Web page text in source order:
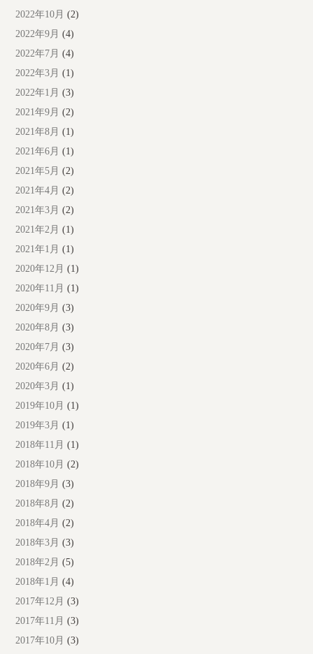
2022年10月 (2)
2022年9月 (4)
2022年7月 (4)
2022年3月 (1)
2022年1月 (3)
2021年9月 (2)
2021年8月 (1)
2021年6月 (1)
2021年5月 (2)
2021年4月 (2)
2021年3月 (2)
2021年2月 (1)
2021年1月 (1)
2020年12月 (1)
2020年11月 (1)
2020年9月 (3)
2020年8月 (3)
2020年7月 (3)
2020年6月 (2)
2020年3月 (1)
2019年10月 (1)
2019年3月 (1)
2018年11月 (1)
2018年10月 (2)
2018年9月 (3)
2018年8月 (2)
2018年4月 (2)
2018年3月 (3)
2018年2月 (5)
2018年1月 (4)
2017年12月 (3)
2017年11月 (3)
2017年10月 (3)